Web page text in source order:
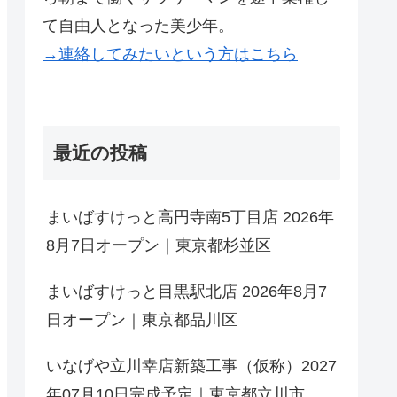
て自由人となった美少年。
→連絡してみたいという方はこちら
最近の投稿
まいばすけっと高円寺南5丁目店 2026年
8月7日オープン｜東京都杉並区
まいばすけっと目黒駅北店 2026年8月7
日オープン｜東京都品川区
いなげや立川幸店新築工事（仮称）2027